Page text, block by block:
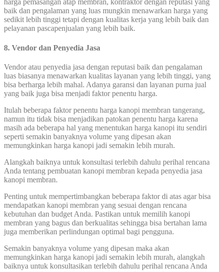
harga pemasangan atap membran, kontraktor dengan reputasi yang
baik dan pengalaman yang luas mungkin menawarkan harga yang
sedikit lebih tinggi tetapi dengan kualitas kerja yang lebih baik dan
pelayanan pascapenjualan yang lebih baik.
8. Vendor dan Penyedia Jasa
Vendor atau penyedia jasa dengan reputasi baik dan pengalaman
luas biasanya menawarkan kualitas layanan yang lebih tinggi, yang
bisa berharga lebih mahal. Adanya garansi dan layanan purna jual
yang baik juga bisa menjadi faktor penentu harga.
Itulah beberapa faktor penentu harga kanopi membran tangerang,
namun itu tidak bisa menjadikan patokan penentu harga karena
masih ada beberapa hal yang menentukan harga kanopi itu sendiri
seperti semakin banyaknya volume yang dipesan akan
memungkinkan harga kanopi jadi semakin lebih murah.
Alangkah baiknya untuk konsultasi terlebih dahulu perihal rencana
Anda tentang pembuatan kanopi membran kepada penyedia jasa
kanopi membran.
Penting untuk mempertimbangkan beberapa faktor di atas agar bisa
mendapatkan kanopi membran yang sesuai dengan rencana
kebutuhan dan budget Anda. Pastikan untuk memilih kanopi
membran yang bagus dan berkualitas sehingga bisa bertahan lama
juga memberikan perlindungan optimal bagi pengguna.
Semakin banyaknya volume yang dipesan maka akan
memungkinkan harga kanopi jadi semakin lebih murah, alangkah
baiknya untuk konsultasikan terlebih dahulu perihal rencana Anda